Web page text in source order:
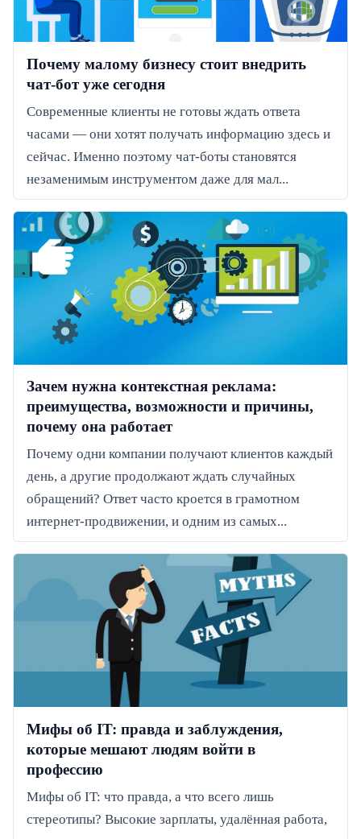
Почему малому бизнесу стоит внедрить
чат-бот уже сегодня
Современные клиенты не готовы ждать ответа
часами — они хотят получать информацию здесь и
сейчас. Именно поэтому чат-боты становятся
незаменимым инструментом даже для мал...
Зачем нужна контекстная реклама:
преимущества, возможности и причины,
почему она работает
Почему одни компании получают клиентов каждый
день, а другие продолжают ждать случайных
обращений? Ответ часто кроется в грамотном
интернет-продвижении, и одним из самых...
Мифы об IT: правда и заблуждения,
которые мешают людям войти в
профессию
Мифы об IT: что правда, а что всего лишь
стереотипы? Высокие зарплаты, удалённая работа,